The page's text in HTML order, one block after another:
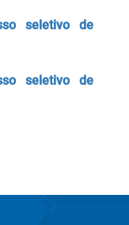
seletivo de
seletivo de